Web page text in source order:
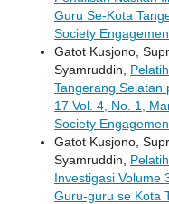
Guru Se-Kota
Society
Gatot Kusjono,
Syamruddin,
Tangerang Selatan
17 Vol. 4, No. 1,
Society
Gatot Kusjono,
Syamruddin,
Investigasi Volume
Guru-guru se Kota